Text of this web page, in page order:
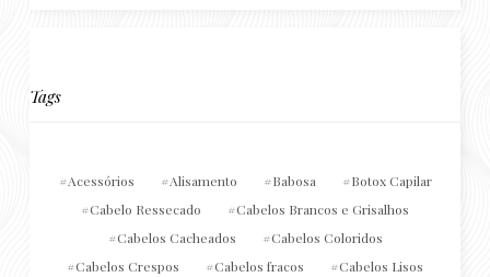
Tags
Acessórios Alisamento Babosa
Botox Capilar
Cabelo Ressecado
Cabelos Brancos e Grisalhos
Cabelos Cacheados
Cabelos Coloridos
Cabelos Crespos
Cabelos fracos
Cabelos Lisos